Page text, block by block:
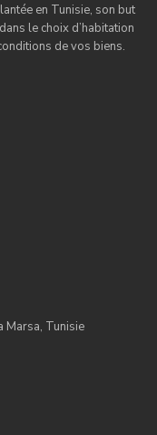
en Tunisie, son but
le choix d’habitation
de vos biens.
Marsa, Tunisie